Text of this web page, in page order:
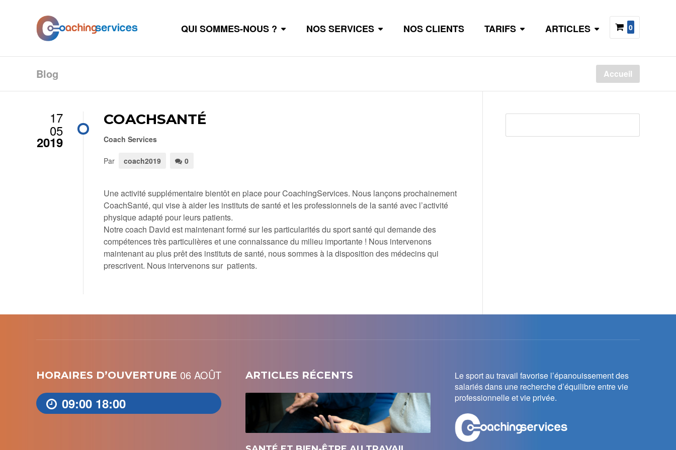
QUI SOMMES-NOUS ? NOS SERVICES NOS CLIENTS TARIFS ARTICLES 0
Blog Accueil
17
05
2019
COACHSANTÉ
Coach Services
Par coach2019 0
Une activité supplémentaire bientôt en place pour CoachingServices. Nous lançons prochainement
CoachSanté, qui vise à aider les instituts de santé et les professionnels de la santé avec l’activité
physique adapté pour leurs patients.
Notre coach David est maintenant formé sur les particularités du sport santé qui demande des
compétences très particulières et une connaissance du milieu importante ! Nous intervenons
maintenant au plus prêt des instituts de santé, nous sommes à la disposition des médecins qui
prescrivent. Nous intervenons sur patients.
HORAIRES D’OUVERTURE 06 AOÛT
09:00 18:00
ARTICLES RÉCENTS
Le sport au travail favorise l’épanouissement des
salariés dans une recherche d’équilibre entre vie
professionnelle et vie privée.